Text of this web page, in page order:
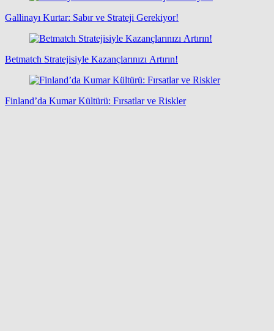
Gallinayı Kurtar: Sabır ve Strateji Gerekiyor!
Betmatch Stratejisiyle Kazançlarınızı Artırın!
Finland’da Kumar Kültürü: Fırsatlar ve Riskler